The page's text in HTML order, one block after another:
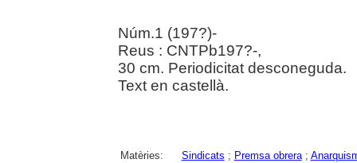
Núm.1 (197?)-
Reus : CNTPb197?-,
30 cm. Periodicitat desconeguda.
Text en castellà.
Matèries: Sindicats ; Premsa obrera;